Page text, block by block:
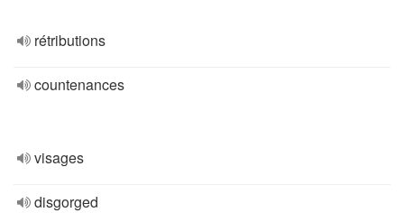
rétributions
countenances
visages
disgorged